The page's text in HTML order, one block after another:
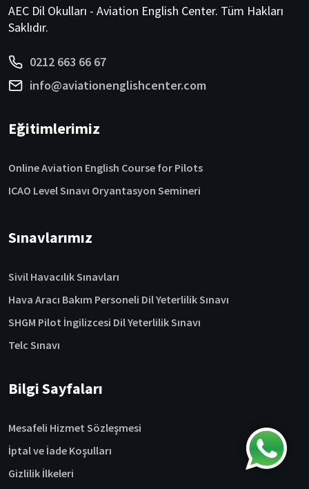
AEC Dil Okulları - Aviation English Center. Tüm Hakları
Saklıdır.
0212 663 66 67
info@aviationenglishcenter.com
Eğitimlerimiz
Online Aviation English Course for Pilots
ICAO Level Sınavı Oryantasyon Semineri
Sınavlarımız
Sivil Havacılık Sınavları
Hava Aracı Bakım Personeli Dil Yeterlilik Sınavı
SHGM Pilot İngilizcesi Dil Yeterlilik Sınavı
Telc Sınavı
Bilgi Sayfaları
Mesafeli Hizmet Sözleşmesi
İptal ve İade Koşulları
Gizlilik İlkeleri